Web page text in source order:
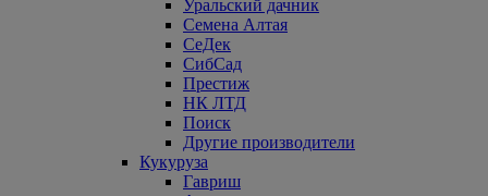
Уральский дачник
Семена Алтая
СеДек
СибСад
Престиж
НК ЛТД
Поиск
Другие производители
Кукуруза
Гавриш